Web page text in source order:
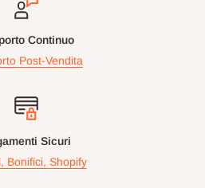
Continuo
Post-Vendita
Sicuri
Bonifici, Shopify